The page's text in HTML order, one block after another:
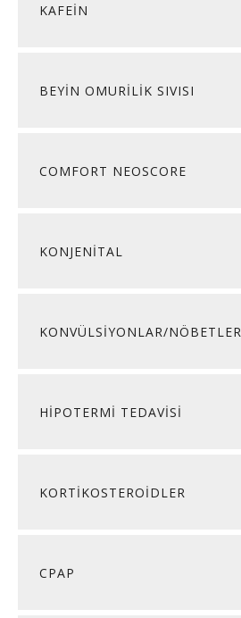
KAFEİN
BEYİN OMURİLİK SIVISI
COMFORT NEOSCORE
KONJENİTAL
KONVÜLSİYONLAR/NÖBETLER
HİPOTERMİ TEDAVİSİ
KORTİKOSTEROİDLER
CPAP